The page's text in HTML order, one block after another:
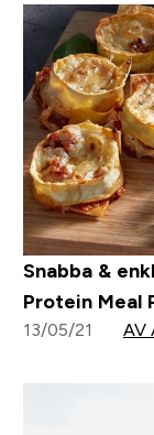
Snabba &
Protein Meal
13/05/21 AV